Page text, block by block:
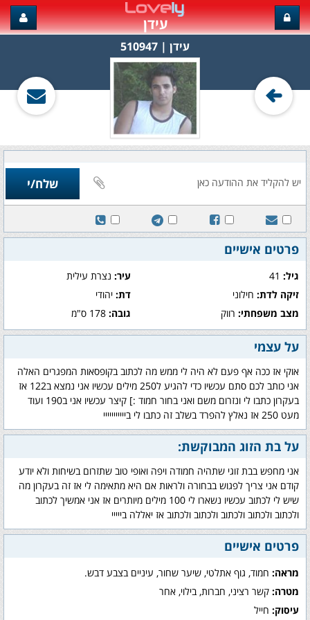
עידן
עידן‏ | 510947
פרטים אישיים
גיל: עיר:נצרת עילית
זיקה לדת: חילוני דת:יהודי
מצב משפחתי: רווק גובה:178 ס"מ
על עצמי
אוקי אז ככה אף פעם לא היה לי ממש מה לכתוב בקופסאות המפגרים האלה
אני כותב לכם סתם עכשיו כדי להגיע ל250 מילים עכשיו אני נמצא ב122 אז
בעקרון כתבו לי ונזרום משם ואני בחור חמוד :] קיצר עכשיו אני ב190 ועוד
מעט 250 אז נאלץ להפרד בשלב זה כתבו לי בייייייייייי
על בת הזוג המבוקשת:
אני מחפש בבת זוגי שתהיה חמודה ויפה ואופי טוב שתזרום בשיחות ולא יודע
קודם אני צריך לפגוש בבחורה ולראות אם היא מתאימה לי אז זה בעקרון מה
שיש לי לכתוב עכשיו נשארו לי 100 מילים מיותרים אז אני אמשיך לכתוב
ולכתוב ולכתוב ולכתוב ולכתוב ולכתוב אז יאללה בייייי
פרטים אישיים
מראה: חמוד, גוף אתלטי, שיער שחור, עיניים בצבע דבש.
מטרה: קשר רציני, חברות, בילוי, אחר
עיסוק: חייל